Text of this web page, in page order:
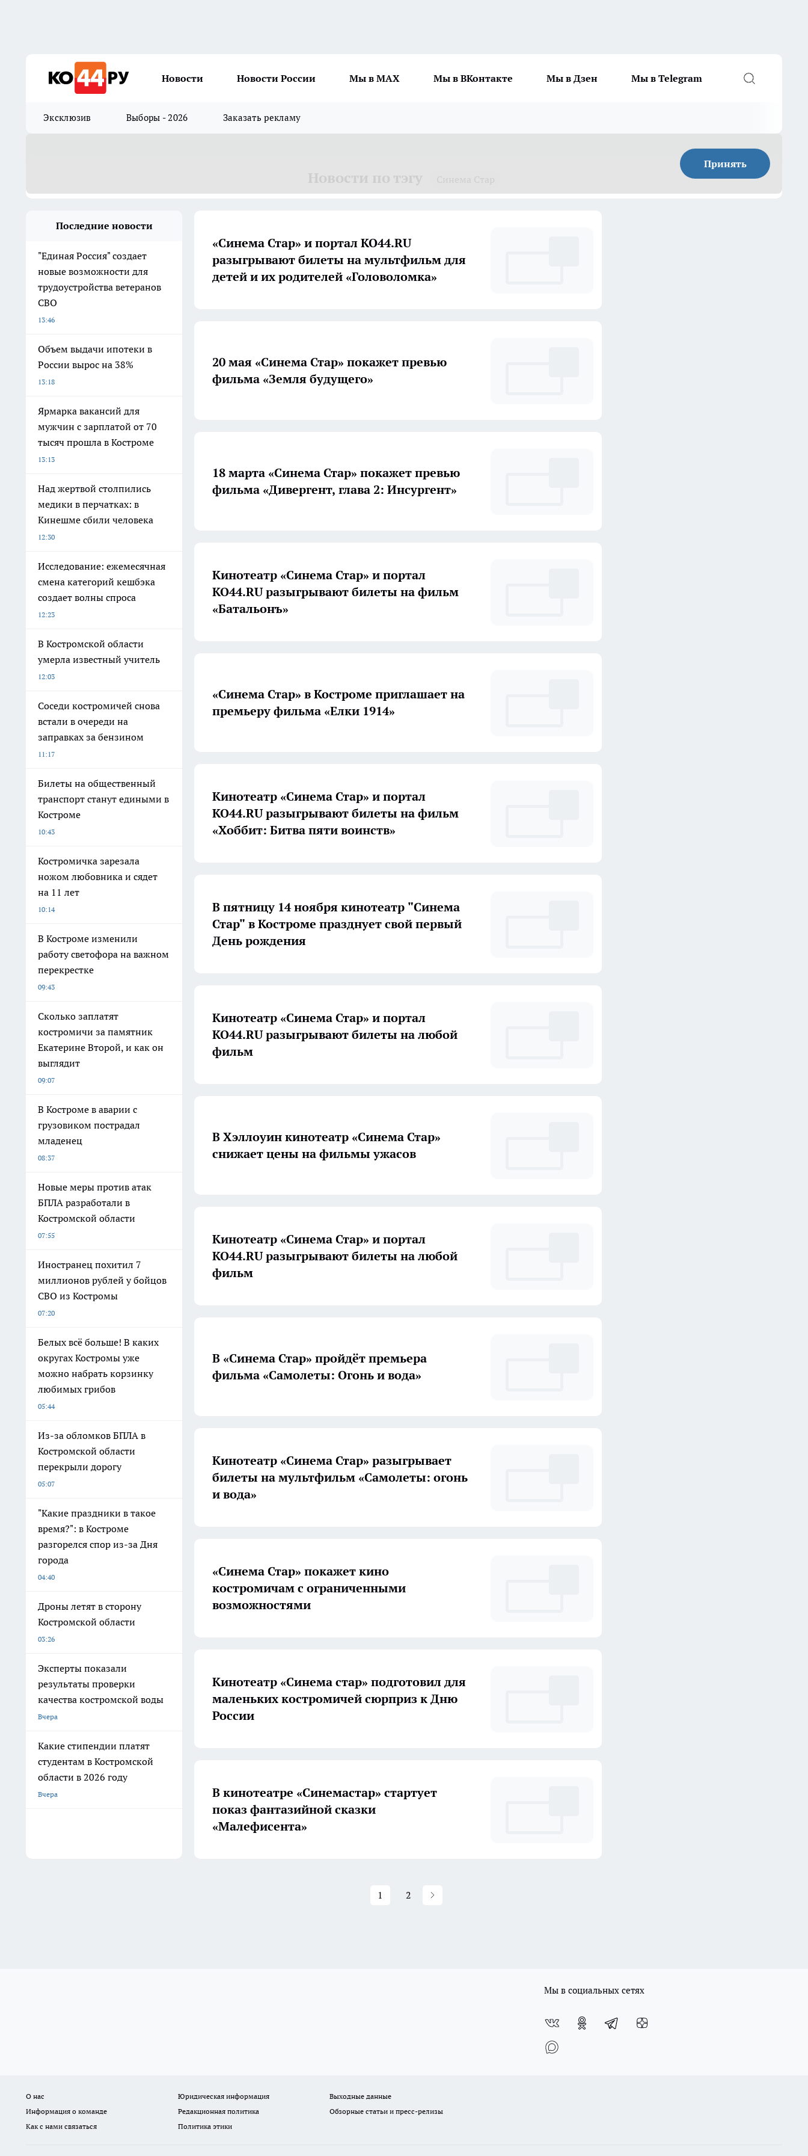
Новости Новости России Мы в MAX Мы в ВКонтакте Мы в Дзен Мы в Telegram
Эксклюзив Выборы - 2026 Заказать рекламу
Принять
Последние новости
"Единая Россия" создает
новые возможности для
трудоустройства ветеранов
СВО
13:46
Объем выдачи ипотеки в
России вырос на 38%
13:18
Ярмарка вакансий для
мужчин с зарплатой от 70
тысяч прошла в Костроме
13:13
Над жертвой столпились
медики в перчатках: в
Кинешме сбили человека
12:30
Исследование: ежемесячная
смена категорий кешбэка
создает волны спроса
12:23
В Костромской области
умерла известный учитель
12:03
Соседи костромичей снова
встали в очереди на
заправках за бензином
11:17
Билеты на общественный
транспорт станут едиными в
Костроме
10:43
Костромичка зарезала
ножом любовника и сядет
на 11 лет
10:14
В Костроме изменили
работу светофора на важном
перекрестке
09:43
Сколько заплатят
костромичи за памятник
Екатерине Второй, и как он
выглядит
09:07
В Костроме в аварии с
грузовиком пострадал
младенец
08:37
Новые меры против атак
БПЛА разработали в
Костромской области
07:55
Иностранец похитил 7
миллионов рублей у бойцов
СВО из Костромы
07:20
Белых всё больше! В каких
округах Костромы уже
можно набрать корзинку
любимых грибов
05:44
Из-за обломков БПЛА в
Костромской области
перекрыли дорогу
05:07
"Какие праздники в такое
время?": в Костроме
разгорелся спор из-за Дня
города
04:40
Дроны летят в сторону
Костромской области
03:26
Эксперты показали
результаты проверки
качества костромской воды
Вчера
Какие стипендии платят
студентам в Костромской
области в 2026 году
Вчера
«Синема Стар» и портал КО44.RU
разыгрывают билеты на мультфильм для
детей и их родителей «Головоломка»
20 мая «Синема Стар» покажет превью
фильма «Земля будущего»
18 марта «Синема Стар» покажет превью
фильма «Дивергент, глава 2: Инсургент»
Кинотеатр «Синема Стар» и портал
КО44.RU разыгрывают билеты на фильм
«Батальонъ»
«Синема Стар» в Костроме приглашает на
премьеру фильма «Елки 1914»
Кинотеатр «Синема Стар» и портал
КО44.RU разыгрывают билеты на фильм
«Хоббит: Битва пяти воинств»
В пятницу 14 ноября кинотеатр "Синема
Стар" в Костроме празднует свой первый
День рождения
Кинотеатр «Синема Стар» и портал
КО44.RU разыгрывают билеты на любой
фильм
В Хэллоуин кинотеатр «Синема Стар»
снижает цены на фильмы ужасов
Кинотеатр «Синема Стар» и портал
КО44.RU разыгрывают билеты на любой
фильм
В «Синема Стар» пройдёт премьера
фильма «Самолеты: Огонь и вода»
Кинотеатр «Синема Стар» разыгрывает
билеты на мультфильм «Самолеты: огонь
и вода»
«Синема Стар» покажет кино
костромичам с ограниченными
возможностями
Кинотеатр «Синема стар» подготовил для
маленьких костромичей сюрприз к Дню
России
В кинотеатре «Синемастар» стартует
показ фантазийной сказки
«Малефисента»
1 2
Мы в социальных сетях
О нас Юридическая информация
Выходные данные
Информация о команде
Редакционная политика
Обзорные статьи и пресс-релизы
Как с нами связаться
Политика этики